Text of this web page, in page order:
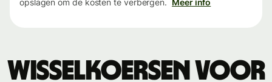
opslagen om de kosten te verbergen. Meer info
Wisselkoersen voor